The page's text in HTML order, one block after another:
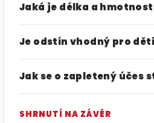
Jaká je délka a
Je odstín vhodný pro
Jak se o zapletený účes
SHRNUTÍ NA ZÁVĚR